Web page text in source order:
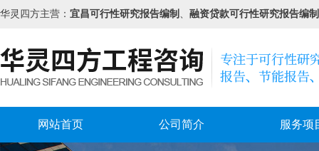
华灵四方主营： 宜昌可行性研究报告编制 、 融资贷款可行性研究报告编制
网站首页 公司简介 服务项